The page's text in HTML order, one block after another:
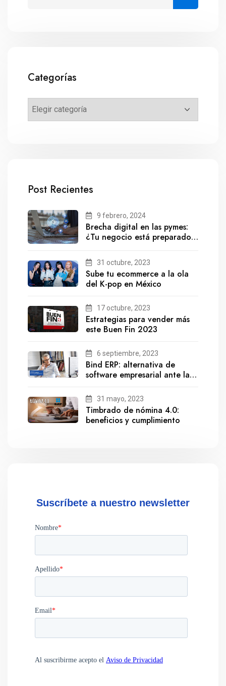
Categorías
Post Recientes
9 febrero, 2024
Brecha digital en las pymes:
¿Tu negocio está preparado
31 octubre, 2023
Sube tu ecommerce a la ola
del K-pop en México
17 octubre, 2023
Estrategias para vender más
este Buen Fin 2023
6 septiembre, 2023
Bind ERP: alternativa de
software empresarial ante la
31 mayo, 2023
Timbrado de nómina 4.0:
beneficios y cumplimiento
Suscríbete a nuestro newsletter